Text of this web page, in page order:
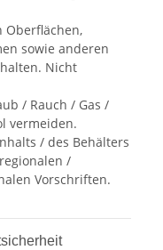
Oberflächen,
sowie anderen
Nicht
/ Rauch / Gas /
vermeiden.
/ des Behälters
/
Vorschriften.